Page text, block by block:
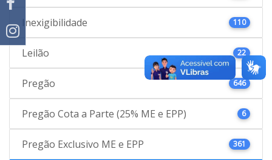
Inexigibilidade 110
Leilão 22
Pregão 646
Pregão Cota a Parte (25% ME e EPP) 6
Pregão Exclusivo ME e EPP 361